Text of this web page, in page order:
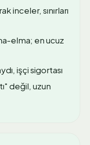
inceler, sınırları
elma; en ucuz
işçi sigortası
değil, uzun